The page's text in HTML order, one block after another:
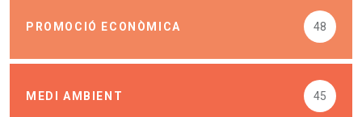
PROMOCIÓ ECONÒMICA 48
MEDI AMBIENT 45